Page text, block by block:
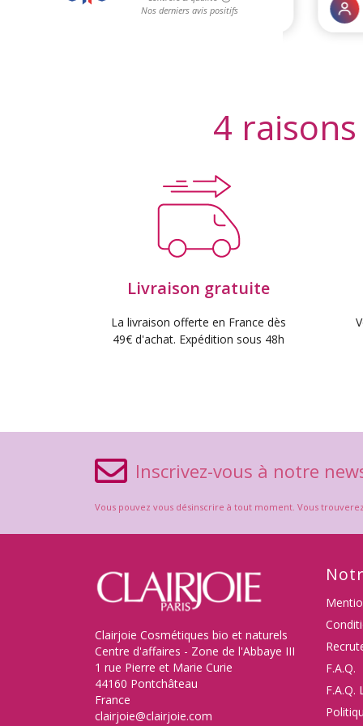
4
Livraison gratuite
La livraison offerte en France dès
49€ d'achat. Expédition sous 48h
Inscrivez-vous à notre
Vous pouvez vous désinscrire à tout moment. Vous
Clairjoie Cosmétiques bio et naturels
Centre d'affaires - Zone de l'Abbaye III
1 rue Pierre et Marie Curie
44160 Pontchâteau
France
clairjoie@clairjoie.com
F.A.Q.
F.A.Q.